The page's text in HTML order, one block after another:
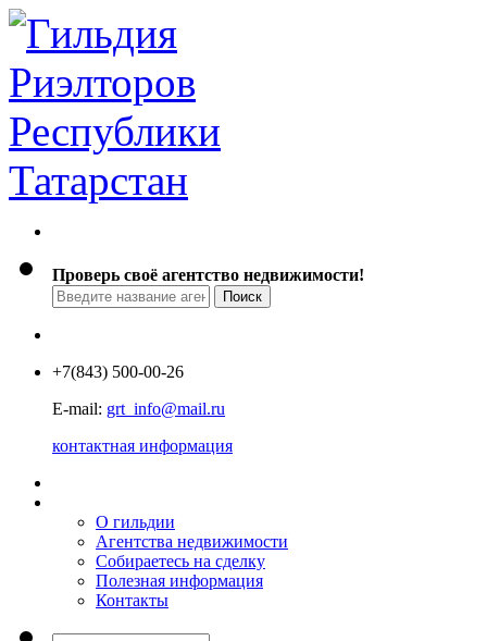
Проверь своё агентство недвижимости!
+7(843) 500-00-26
E-mail: grt_info@mail.ru
контактная информация
О гильдии
Агентства недвижимости
Собираетесь на сделку
Полезная информация
Контакты